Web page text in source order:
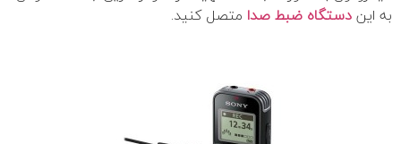
به ایندستگاه ضبط صدا متصل کنید.